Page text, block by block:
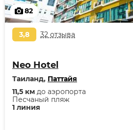
82
3,8 32 отзыва
Neo Hotel
Таиланд, Паттайя
1 линия
Песчаный пляж
11,5 км до аэропорта